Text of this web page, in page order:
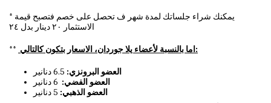
* يمكنك شراء جلساتك لمدة شهر ف تحصل على خصم فتصبح قيمة
الاستثمار ٢٠ دينار بدل ٢٤
** اما بالنسبة لأعضاء يلا جوردان، الاسعار بتكون كالتالي:
العضو البرونزي:
العضو الفضي:
العضو الذهبي: